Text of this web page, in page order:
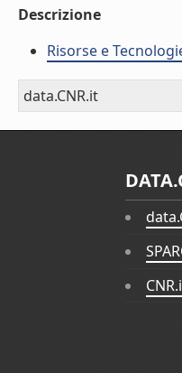
Descrizione
Risorse e
data.CNR.it